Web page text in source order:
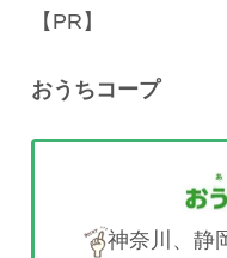
【PR】
おうちコープ
神奈川、静